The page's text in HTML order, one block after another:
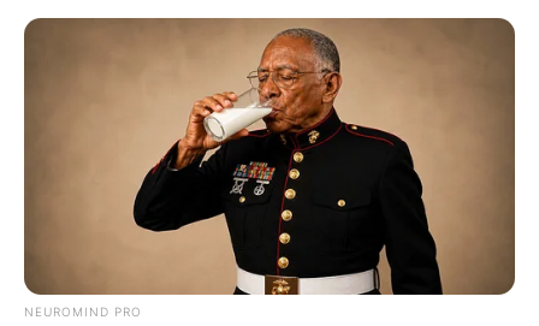
Niederrhein
Bald ist Mariä Himmelfahrt: Sonnabend, den
Sehenswürdigkeiten und Ausflugsziele im Kreis
Kleve:
NEUROMIND PRO